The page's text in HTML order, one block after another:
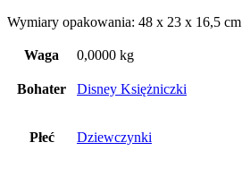
Wymiary opakowania: 48 x 23 x 16,5 cm
Waga 0,0000 kg
Bohater Disney Księżniczki
Płeć Dziewczynki